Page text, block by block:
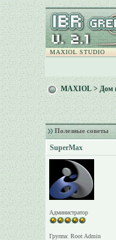
MAXIOL STUDIO
MAXIOL>Дом
Полезные советы
SuperMax
Администратор
Группа: Root Admin